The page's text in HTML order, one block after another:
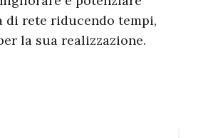
di rete riducendo tempi,
la sua realizzazione.